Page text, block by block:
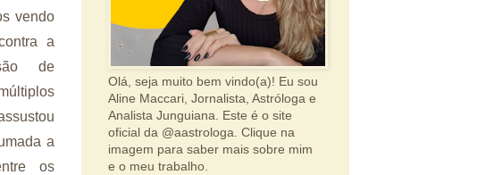
vendo
a
de
a
os
Olá, seja muito bem vindo(a)! Eu sou
Aline Maccari, Jornalista, Astróloga e
Analista Junguiana. Este é o site
oficial da @aastrologa. Clique na
imagem para saber mais sobre mim
e o meu trabalho.